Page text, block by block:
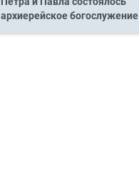
архиерейское богослужение